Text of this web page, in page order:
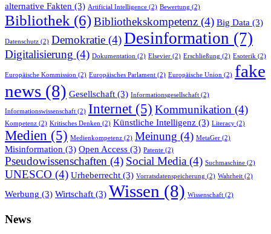
alternative Fakten (3) Artificial Intelligence (2) Bewertung (2)
Bibliothek (6)Bibliothekskompetenz (4) Big Data (3)
Datenschutz (2) Demokratie (4)Desinformation (7)
Digitalisierung (4) Dokumentation (2) Elsevier (2) Erschließung (2) Esoterik (2)
Europäische Kommission (2) Europäisches Parlament (2) Europäische Union (2) fake
news (8) Gesellschaft (3) Informationsgesellschaft (2)
Informationswissenschaft (2) Internet(5) Kommunikation (4)
Kompetenz (2) Kritisches Denken (2) Künstliche Intelligenz (3) Literacy (2)
Medien (5) Medienkompetenz (2) Meinung (4) MetaGer (2)
Misinformation (3) Open Access (3) Patente (2)
Pseudowissenschaften (4) Social Media (4) Suchmaschine (2)
UNESCO (4) Urheberrecht (3) Vorratsdatenspeicherung (2) Wahrheit (2)
Werbung (3) Wirtschaft (3) Wissen (8) Wissenschaft (2)
News